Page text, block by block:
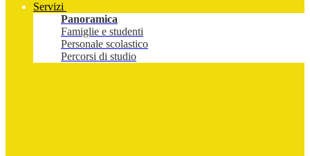
Servizi
Panoramica
Famiglie e studenti
Personale scolastico
Percorsi di studio